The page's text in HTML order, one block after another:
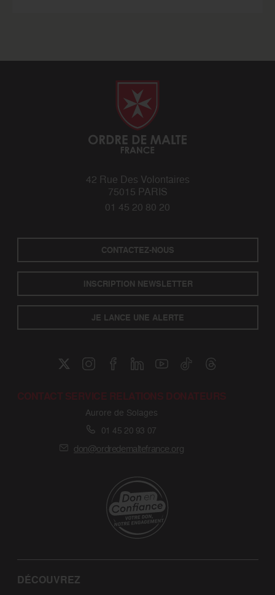
42 Rue Des Volontaires
75015 PARIS
01 45 20 80 20
CONTACTEZ-NOUS
INSCRIPTION NEWSLETTER
JE LANCE UNE ALERTE
CONTACT SERVICE RELATIONS DONATEURS
Aurore de Solages
01 45 20 93 07
don@ordredemaltefrance.org
DÉCOUVREZ